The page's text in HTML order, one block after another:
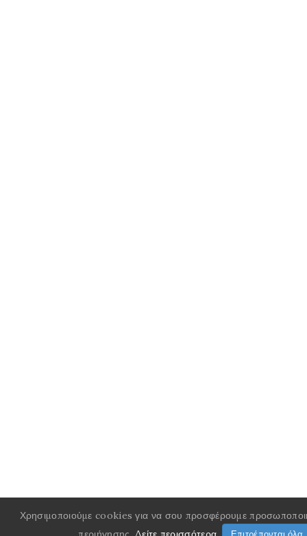
Χρησιμοποιούμε cookies για να σου προσφέρουμε